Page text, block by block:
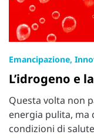
Emancipazione,
L’idrogeno e
Questa volta non
energia pulita, ma
condizioni di